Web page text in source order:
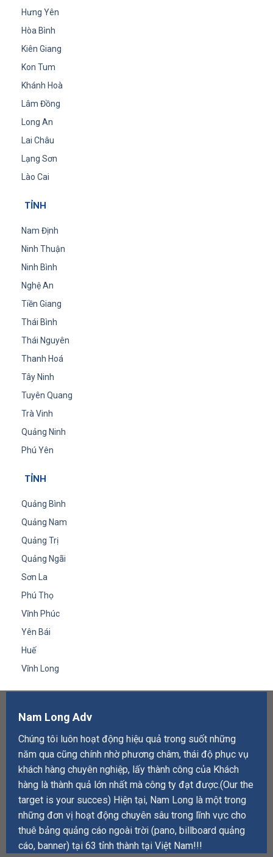
Hưng Yên
Hòa Bình
Kiên Giang
Kon Tum
Khánh Hoà
Lâm Đồng
Long An
Lai Châu
Lạng Sơn
Lào Cai
TỈNH
Nam Định
Ninh Thuận
Ninh Bình
Nghệ An
Tiền Giang
Thái Bình
Thái Nguyên
Thanh Hoá
Tây Ninh
Tuyên Quang
Trà Vinh
Quảng Ninh
Phú Yên
TỈNH
Quảng Bình
Quảng Nam
Quảng Trị
Quảng Ngãi
Sơn La
Phú Thọ
Vĩnh Phúc
Yên Bái
Huế
Vĩnh Long
Nam Long Adv
Chúng tôi luôn hoạt động hiệu quả trong suốt những
năm qua cũng chính nhờ phương châm, thái độ phục vụ
khách hàng chuyên nghiệp, lấy thành công của Khách
hàng là thành quả lớn nhất mà công ty đạt được.(Our the
target is your succes) Hiện tại, Nam Long là một trong
những đơn vị hoạt động chuyên sâu trong lĩnh vực cho
thuê bảng quảng cáo ngoài trời (pano, billboard quảng
cáo, banner) tại 63 tỉnh thành tại Việt Nam!!!